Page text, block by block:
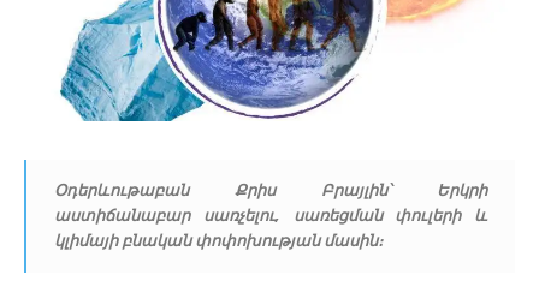
Օդերևութաբան Քրիս Բրայլին՝ Երկրի
աստիճանաբար սառչելու, սառեցման փուլերի և
կլիմայի բնական փոփոխության մասին։